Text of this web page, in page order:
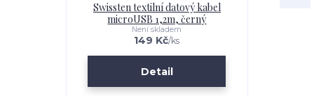
Swissten textilní datový kabel
microUSB 1,2m, černý
149 Kč/ks
Není skladem
Detail